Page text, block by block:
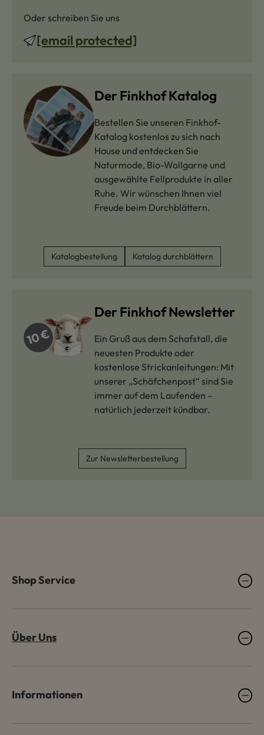
Oder schreiben Sie uns
[email protected]
Der Finkhof Katalog
Bestellen Sie unseren Finkhof-
Katalog kostenlos zu sich nach
Hause und entdecken Sie
Naturmode, Bio-Wollgarne und
ausgewählte Fellprodukte in aller
Ruhe. Wir wünschen Ihnen viel
Freude beim Durchblättern.
Katalogbestellung Katalog durchblättern
Der Finkhof Newsletter
Ein Gruß aus dem Schafstall, die
neuesten Produkte oder
kostenlose Strickanleitungen: Mit
unserer „Schäfchenpost“ sind Sie
immer auf dem Laufenden –
natürlich jederzeit kündbar.
Zur Newsletterbestellung
Shop Service
Über Uns
Informationen